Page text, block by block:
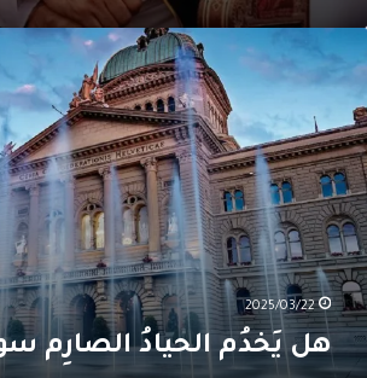
يَخدُم
الصارِم
سويسرا؟
2025/03/22
هل يَخدُم الحيادُ الصارِم